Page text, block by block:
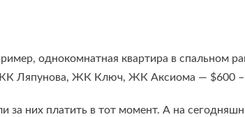
однокомнатная квартира в спальном
ЖК Ляпунова, ЖК Ключ, ЖК Аксиома — $600 –
них платить в тот момент. А на